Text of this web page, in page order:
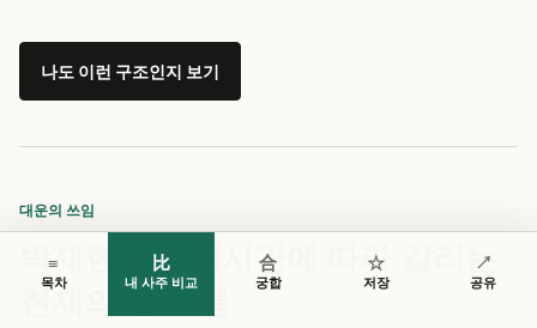
나도 이런 구조인지 보기
대운의 쓰임
박재현의 출생시간에 따라 갈리는
현재의 큰 흐름
≡
목차
比
내 사주 비교
合
궁합
☆
저장
↗
공유